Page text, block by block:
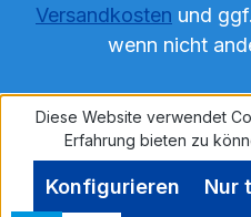
Versandkosten und
wenn nicht
Diese Website verwendet
Erfahrung bieten zu
Nur
Konfigurieren